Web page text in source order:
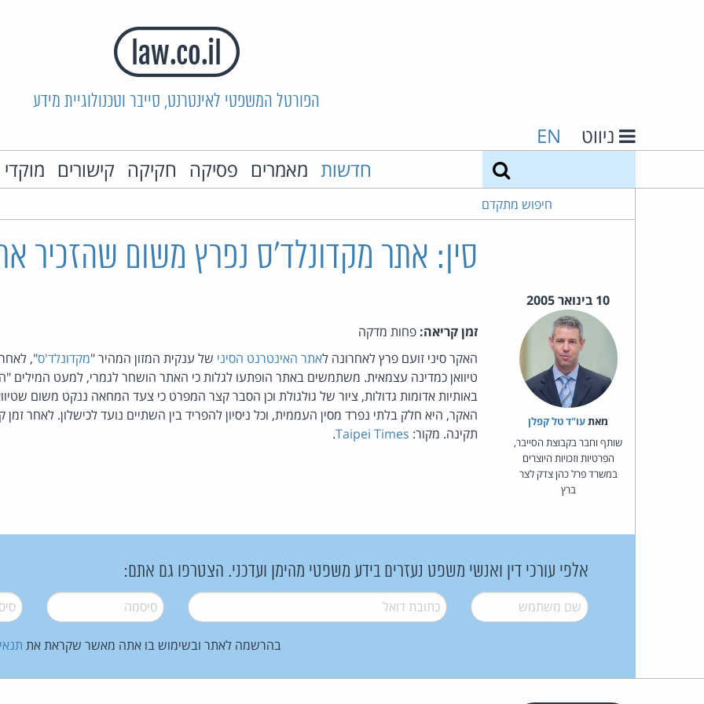
הפורטל המשפטי לאינטרנט, סייבר וטכנולוגיית מידע
ניווט EN
חדשות מאמרים פסיקה חקיקה קישורים
חיפוש מתקדם
סין: אתר מקדונלד'ס נפרץ משום שהזכיר את
10 בינואר 2005
מאת‏עו"ד טל קפלן
שותף וחבר בקבוצת הסייבר,
הפרטיות וזכויות היוצרים
במשרד פרל כהן צדק לצר
ברץ
זמן קריאה: פחות מדקה
האקר סיני זועם פרץ לאחרונה לאתר האינטרנט הסיני של ענקית המזון המהיר "מקדונלד'ס",
טיוואן כמדינה עצמאית. משתמשים באתר הופתעו לגלות כי האתר הושחר לגמרי, למעט המילים
באותיות אדומות גדולות, ציור של גולגולת וכן הסבר קצר המפרט כי צעד המחאה ננקט משום
האקר, היא חלק בלתי נפרד מסין העממית, וכל ניסיון להפריד בין השתיים נועד לכישלון. לאחר
תקינה. מקור: Taipei Times
.
אלפי עורכי דין ואנשי משפט נעזרים בידע משפטי מהימן ועדכני. הצטרפו גם אתם:
שם משתמש* דואל* סיסמה*
בהרשמה לאתר ובשימוש בו אתה מאשר שקראת את